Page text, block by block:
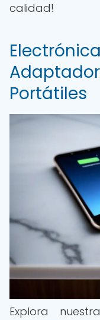
calidad!
Portátiles
Explora